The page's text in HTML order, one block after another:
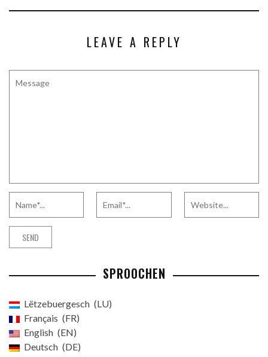
LEAVE A REPLY
SPROOCHEN
Lëtzebuergesch
LU
Français
FR
English
EN
Deutsch
DE